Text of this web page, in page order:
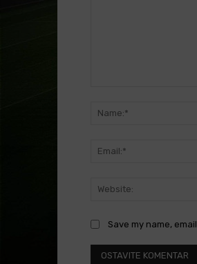
Save my name,